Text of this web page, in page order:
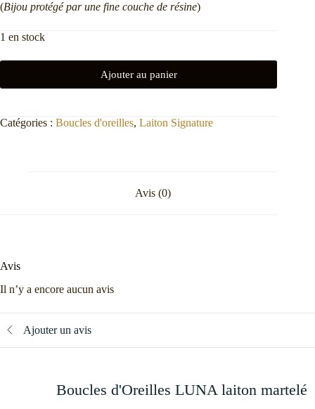
(Bijou protégé par une fine couche de résine)
1 en stock
Ajouter au panier
Catégories : Boucles d'oreilles, Laiton Signature
Avis (0)
Avis
Il n’y a encore aucun avis
Ajouter un avis
Boucles d'Oreilles LUNA laiton martelé